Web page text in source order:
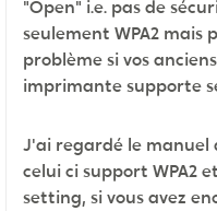
"Open" i.e. pas de
seulement WPA2 mais
problème si vos
imprimante supporte
J'ai regardé le
celui ci support WPA2
setting, si vous avez